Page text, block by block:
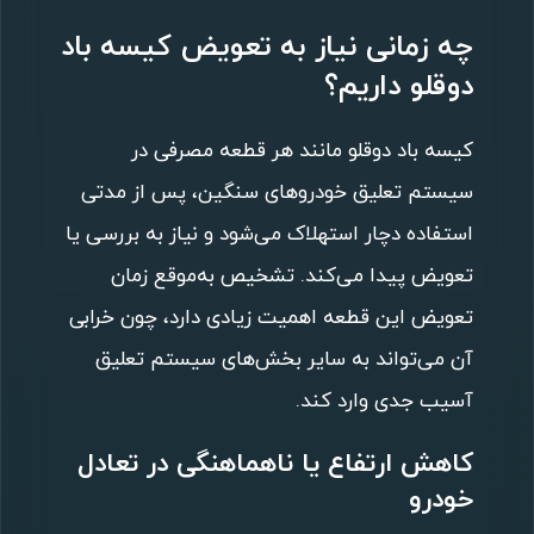
چه زمانی نیاز به تعویض کیسه باد
دوقلو داریم؟
کیسه باد دوقلو مانند هر قطعه مصرفی در
سیستم تعلیق خودروهای سنگین، پس از مدتی
استفاده دچار استهلاک می‌شود و نیاز به بررسی یا
تعویض پیدا می‌کند. تشخیص به‌موقع زمان
تعویض این قطعه اهمیت زیادی دارد، چون خرابی
آن می‌تواند به سایر بخش‌های سیستم تعلیق
آسیب جدی وارد کند.
کاهش ارتفاع یا ناهماهنگی در تعادل
خودرو